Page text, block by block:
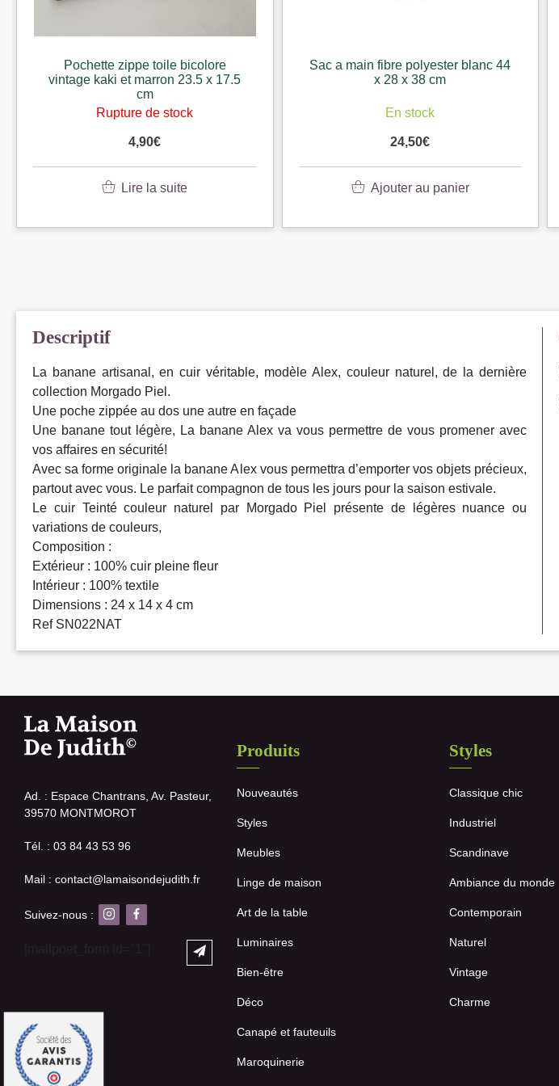
Pochette zippe toile bicolore
vintage kaki et marron 23.5 x 17.5
cm
Rupture de stock
4,90€
Lire la suite
Sac a main fibre polyester blanc 44
x 28 x 38 cm
En stock
24,50€
Ajouter au panier
Descriptif
La banane artisanal, en cuir véritable, modèle Alex, couleur naturel, de la dernière
collection Morgado Piel.
Une poche zippée au dos une autre en façade
Une banane tout légère, La banane Alex va vous permettre de vous promener avec
vos affaires en sécurité!
Avec sa forme originale la banane Alex vous permettra d’emporter vos objets précieux,
partout avec vous. Le parfait compagnon de tous les jours pour la saison estivale.
Le cuir Teinté couleur naturel par Morgado Piel présente de légères nuance ou
variations de couleurs,
Composition :
Extérieur : 100% cuir pleine fleur
Intérieur : 100% textile
Dimensions : 24 x 14 x 4 cm
Ref SN022NAT
Ad. : Espace Chantrans, Av. Pasteur,
39570 MONTMOROT
Tél. : 03 84 43 53 96
Mail : contact@lamaisondejudith.fr
Suivez-nous :
Produits
Nouveautés
Styles
Meubles
Linge de maison
Art de la table
Luminaires
Bien-être
Déco
Canapé et fauteuils
Maroquinerie
Styles
Classique chic
Industriel
Scandinave
Ambiance du monde
Contemporain
Naturel
Vintage
Charme